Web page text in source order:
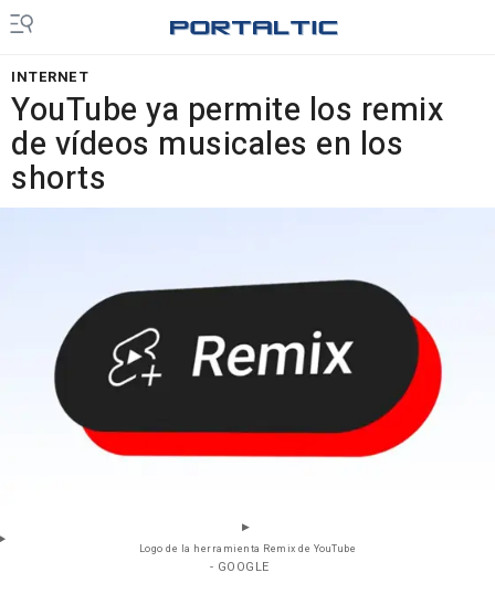
INTERNET
YouTube ya permite los remix
de vídeos musicales en los
shorts
Logo de la herramienta Remix de YouTube
- GOOGLE